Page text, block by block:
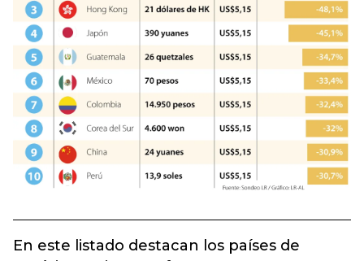
En este listado destacan los países de